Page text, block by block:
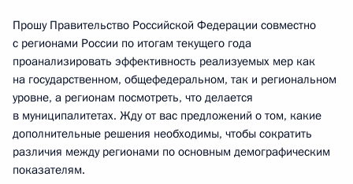
Прошу Правительство Российской Федерации совместно
с регионами России по итогам текущего года
проанализировать эффективность реализуемых мер как
на государственном, общефедеральном, так и региональном
уровне, а регионам посмотреть, что делается
в муниципалитетах. Жду от вас предложений о том, какие
дополнительные решения необходимы, чтобы сократить
различия между регионами по основным демографическим
показателям.